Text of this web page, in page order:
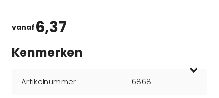
vanaf 6,37
Kenmerken
Artikelnummer 6868